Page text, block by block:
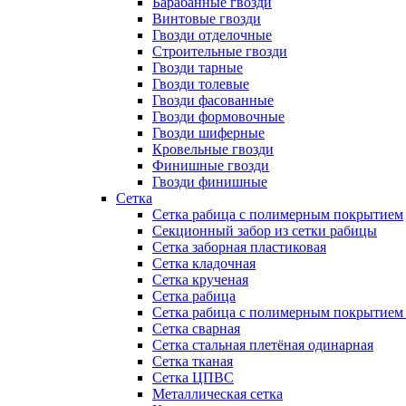
Винтовые гвозди
Гвозди отделочные
Строительные гвозди
Гвозди тарные
Гвозди толевые
Гвозди фасованные
Гвозди формовочные
Гвозди шиферные
Кровельные гвозди
Финишные гвозди
Гвозди финишные
Сетка
Сетка рабица с полимерным покрытием
Секционный забор из сетки рабицы
Сетка заборная пластиковая
Сетка кладочная
Сетка крученая
Сетка рабица
Сетка рабица с полимерным покрытием
Сетка сварная
Сетка стальная плетёная одинарная
Сетка тканая
Сетка ЦПВС
Металлическая сетка